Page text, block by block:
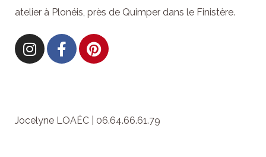
atelier à Plonéis, près de Quimper dans le Finistère.
Jocelyne LOAËC | 06.64.66.61.79